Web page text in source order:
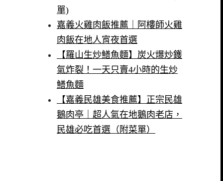
單)
嘉義火雞肉飯推薦｜阿樓師火雞
肉飯在地人宵夜首選
【羅山生炒鱔魚麵】炭火爆炒鑊
氣炸裂！一天只賣4小時的生炒
鱔魚麵
【嘉義民雄美食推薦】正宗民雄
鵝肉亭｜超人氣在地鵝肉老店，
民雄必吃首選（附菜單）